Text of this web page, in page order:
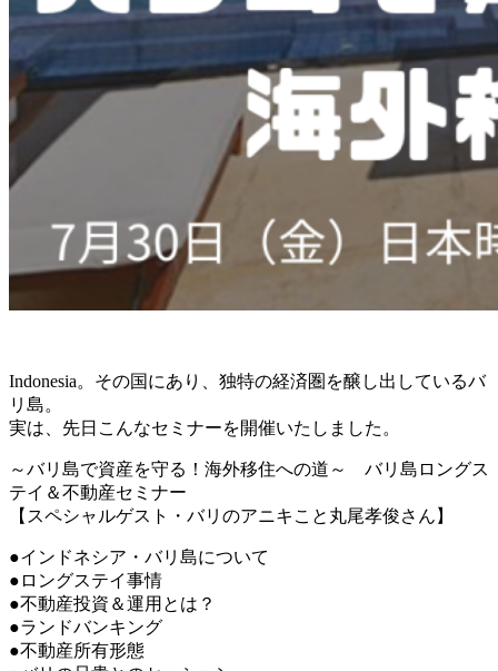
Indonesia。その国にあり、独特の経済圏を醸し出しているバ
リ島。
実は、先日こんなセミナーを開催いたしました。
～バリ島で資産を守る！海外移住への道～ バリ島ロングス
テイ＆不動産セミナー
【スペシャルゲスト・バリのアニキこと丸尾孝俊さん】
●インドネシア・バリ島について
●ロングステイ事情
●不動産投資＆運用とは？
●ランドバンキング
●不動産所有形態